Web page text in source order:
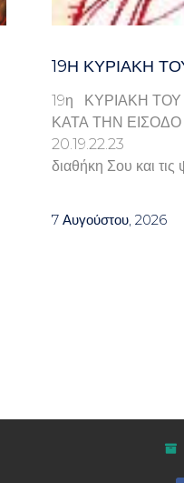
19Η ΚΥΡΙΑΚΉ
19η ΚΥΡΙΑΚΗ
ΚΑΤΑ ΤΗΝ ΕΙΣΟΔΟ
20.19.22.23
διαθήκη Σου και
7 Αυγούστου, 2026